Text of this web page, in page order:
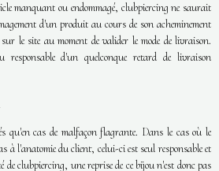
manquant ou endommagé, clubpiercing ne saurait
d'un produit au cours de son acheminement
le site au moment de valider le mode de livraison.
responsable d'un quelconque retard de livraison
qu'en cas de malfaçon flagrante. Dans le cas où le
à l'anatomie du client, celui-ci est seul responsable et
de clubpiercing, une reprise de ce bijou n'est donc pas